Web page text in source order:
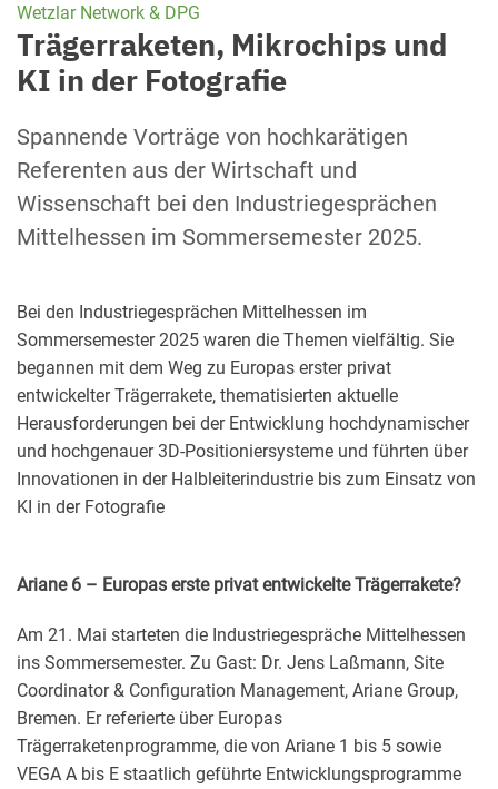
Wetzlar Network & DPG
Trägerraketen, Mikrochips und
KI in der Fotografie
Spannende Vorträge von hochkarätigen
Referenten aus der Wirtschaft und
Wissenschaft bei den Industriegesprächen
Mittelhessen im Sommersemester 2025.
Bei den Industriegesprächen Mittelhessen im
Sommersemester 2025 waren die Themen vielfältig. Sie
begannen mit dem Weg zu Europas erster privat
entwickelter Trägerrakete, thematisierten aktuelle
Herausforderungen bei der Entwicklung hochdynamischer
und hochgenauer 3D-Positioniersysteme und führten über
Innovationen in der Halbleiterindustrie bis zum Einsatz von
KI in der Fotografie
Ariane 6 – Europas erste privat entwickelte Trägerrakete?
Am 21. Mai starteten die Industriegespräche Mittelhessen
ins Sommersemester. Zu Gast: Dr. Jens Laßmann, Site
Coordinator & Configuration Management, Ariane Group,
Bremen. Er referierte über Europas
Trägerraketenprogramme, die von Ariane 1 bis 5 sowie
VEGA A bis E staatlich geführte Entwicklungsprogramme